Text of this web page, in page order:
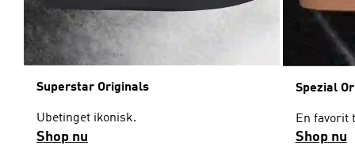
Superstar Originals
Ubetinget ikonisk.
Shop nu
Spezial
En favorit
Shop nu